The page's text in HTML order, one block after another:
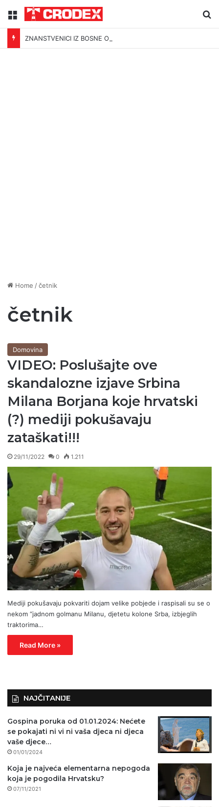
Menu
ZNANSTVENICI IZ BOSNE OTKRILI NACIZAM U – BOSNI!
Home /četnik
četnik
Domovina
VIDEO: Poslušajte ove
skandalozne izjave Srbina
Milana Borjana koje hrvatski
(?) mediji pokušavaju
zataškati!!!
29/11/2022 0 1.211
Mediji pokušavaju pokvariti dojam velike pobjede i raspisali su se o
nekom “jadnom golmanu Milanu, djetetu kolone Srba, izbjeglih
traktorima…
Read More »
NAJČITANIJE
Gospina poruka od 01.01.2024: Nećete
se pokajati ni vi ni vaša djeca ni djeca
vaše djece…
01/01/2024
Koja je najveća elementarna nepogoda
koja je pogodila Hrvatsku?
07/11/2021